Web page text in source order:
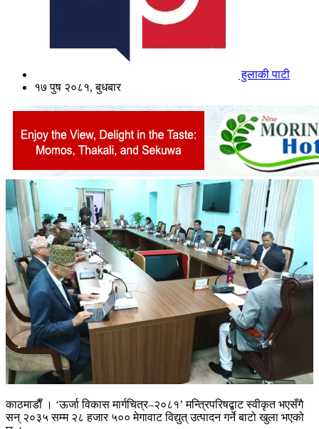
हुलाकी पाटी
१७ पुष २०८१, बुधबार
काठमाडाैँ । ‘ऊर्जा विकास मार्गचित्र–२०८१’ मन्त्रिपरिषद्बाट स्वीकृत भएसँगै
सन् २०३५ सम्म २८ हजार ५०० मेगावाट विद्युत् उत्पादन गर्ने बाटो खुला भएको